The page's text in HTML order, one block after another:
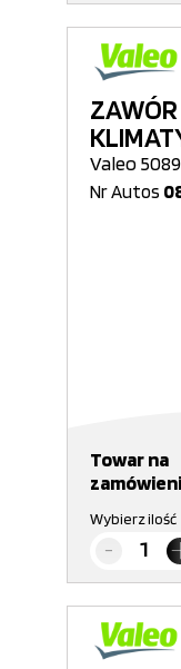
Valeo
Nr Autos
Towar na
Wybierz ilość